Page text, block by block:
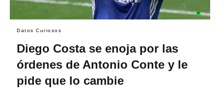
Datos Curiosos
Diego Costa se enoja por las
órdenes de Antonio Conte y le
pide que lo cambie